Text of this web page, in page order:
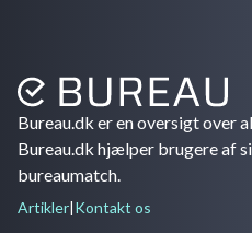
Bureau.dk er en oversigt over
Bureau.dk hjælper brugere af
bureaumatch.
Artikler|Kontakt os